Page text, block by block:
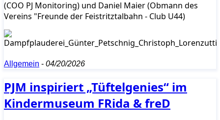
(COO PJ Monitoring) und Daniel Maier (Obmann des
Vereins "Freunde der Feistritztalbahn - Club U44)
Allgemein - 04/20/2026
PJM inspiriert „Tüftelgenies“ im
Kindermuseum FRida & freD